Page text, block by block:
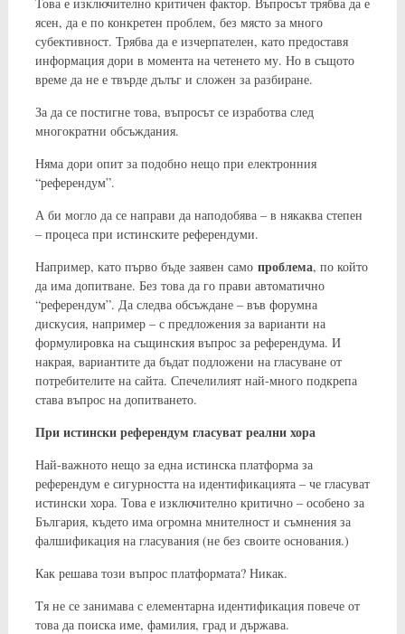
ясен, да е по конкретен проблем, без място за много
субективност. Трябва да е изчерпателен, като предоставя
информация дори в момента на четенето му. Но в същото
време да не е твърде дълъг и сложен за разбиране.
За да се постигне това, въпросът се изработва след
многократни обсъждания.
Няма дори опит за подобно нещо при електронния
“референдум”.
А би могло да се направи да наподобява – в някаква степен
– процеса при истинските референдуми.
Например, като първо бъде заявен само проблема, по който
да има допитване. Без това да го прави автоматично
“референдум”. Да следва обсъждане – във форумна
дискусия, например – с предложения за варианти на
формулировка на същинския въпрос за референдума. И
накрая, вариантите да бъдат подложени на гласуване от
потребителите на сайта. Спечелилият най-много подкрепа
става въпрос на допитването.
При истински референдум гласуват реални хора
Най-важното нещо за една истинска платформа за
референдум е сигурността на идентификацията – че гласуват
истински хора. Това е изключително критично – особено за
България, където има огромна мнителност и съмнения за
фалшификация на гласувания (не без своите основания.)
Как решава този въпрос платформата? Никак.
Tя не се занимава с елементарна идентификация повече от
това да поиска име, фамилия, град и държава.